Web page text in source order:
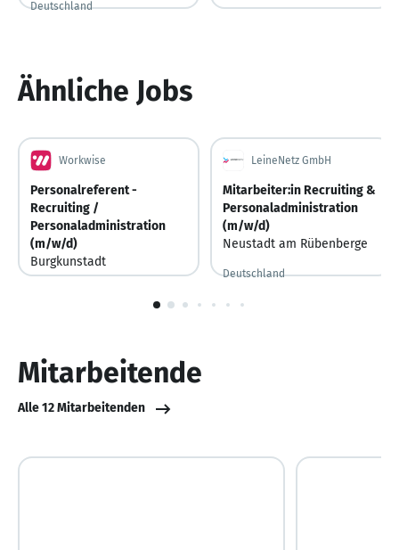
Deutschland
Ähnliche Jobs
Workwise
Personalreferent -
Recruiting /
Personaladministration
(m/w/d)
Burgkunstadt
LeineNetz GmbH
Mitarbeiter:in Recruiting &
Personaladministration
(m/w/d)
Neustadt am Rübenberge
Deutschland
1
Mitarbeitende
Alle 12 Mitarbeitenden